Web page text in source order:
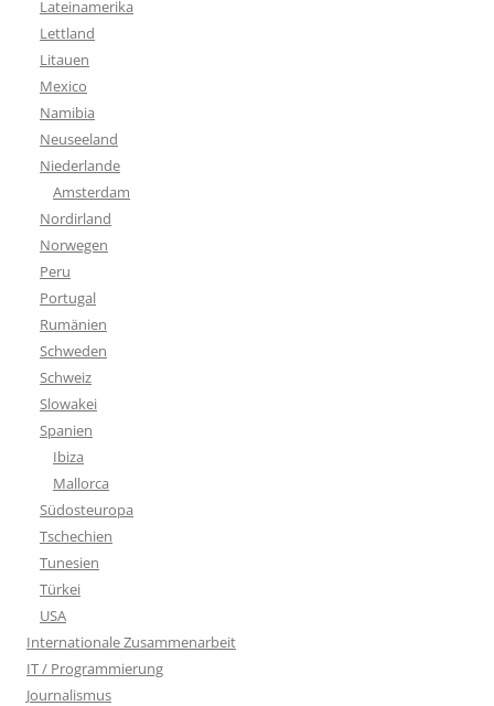
Lateinamerika
Lettland
Litauen
Mexico
Namibia
Neuseeland
Niederlande
Amsterdam
Nordirland
Norwegen
Peru
Portugal
Rumänien
Schweden
Schweiz
Slowakei
Spanien
Ibiza
Mallorca
Südosteuropa
Tschechien
Tunesien
Türkei
USA
Internationale Zusammenarbeit
IT / Programmierung
Journalismus